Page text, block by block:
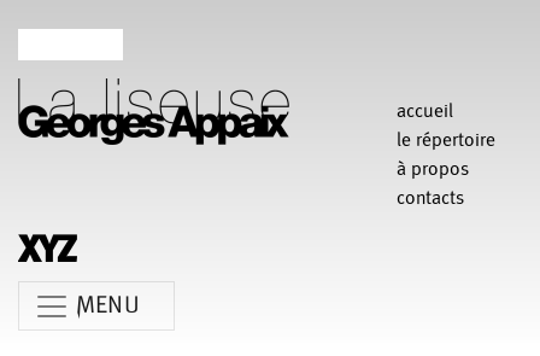
accueil
le répertoire
à propos
contacts
MENU